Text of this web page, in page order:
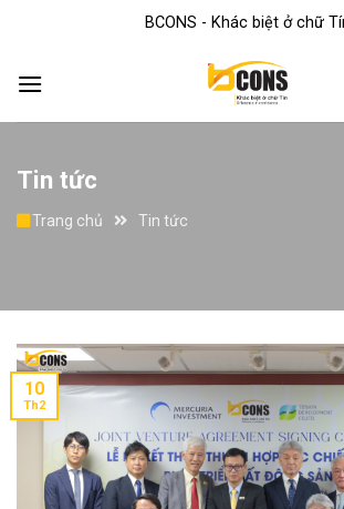
BCONS - Khác biệt ở chữ
Tin tức
Trang chủ Tin tức
10
Th2